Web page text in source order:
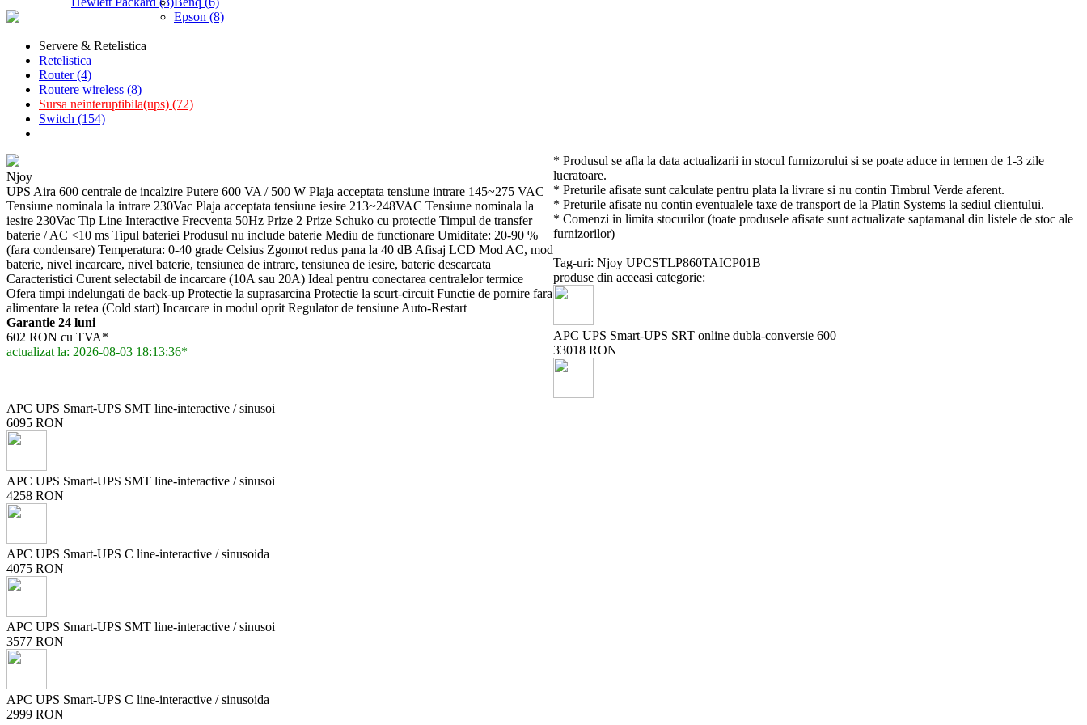
Epson (8)
Servere & Retelistica
Retelistica
Router (4)
Routere wireless (8)
Sursa neinteruptibila(ups) (72)
Switch (154)
Njoy
UPS Aira 600 centrale de incalzire Putere 600 VA / 500 W Plaja acceptata tensiune intrare 145~275 VAC
Tensiune nominala la intrare 230Vac Plaja acceptata tensiune iesire 213~248VAC Tensiune nominala la
iesire 230Vac Tip Line Interactive Frecventa 50Hz Prize 2 Prize Schuko cu protectie Timpul de transfer
baterie / AC <10 ms Tipul bateriei Produsul nu include baterie Mediu de functionare Umiditate: 20-90 %
(fara condensare) Temperatura: 0-40 grade Celsius Zgomot redus pana la 40 dB Afisaj LCD Mod AC, mod
baterie, nivel incarcare, nivel baterie, tensiunea de intrare, tensiunea de iesire, baterie descarcata
Caracteristici Curent selectabil de incarcare (10A sau 20A) Ideal pentru conectarea centralelor termice
Ofera timpi indelungati de back-up Protectie la suprasarcina Protectie la scurt-circuit Functie de pornire fara
alimentare la retea (Cold start) Incarcare in modul oprit Regulator de tensiune Auto-Restart
Garantie 24 luni
602 RON cu TVA*
actualizat la: 2026-08-03 18:13:36*
* Produsul se afla la data actualizarii in stocul furnizorului si se poate aduce in termen de 1-3 zile
lucratoare.
* Preturile afisate sunt calculate pentru plata la livrare si nu contin Timbrul Verde aferent.
* Preturile afisate nu contin eventualele taxe de transport de la Platin Systems la sediul clientului.
* Comenzi in limita stocurilor (toate produsele afisate sunt actualizate saptamanal din listele de stoc ale
furnizorilor)
Tag-uri: Njoy UPCSTLP860TAICP01B
produse din aceeasi categorie:
APC UPS Smart-UPS SRT online dubla-conversie 600
33018 RON
APC UPS Smart-UPS SMT line-interactive / sinusoi
6095 RON
APC UPS Smart-UPS SMT line-interactive / sinusoi
4258 RON
APC UPS Smart-UPS C line-interactive / sinusoida
4075 RON
APC UPS Smart-UPS SMT line-interactive / sinusoi
3577 RON
APC UPS Smart-UPS C line-interactive / sinusoida
2999 RON